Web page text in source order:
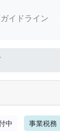
イドライン
中 事業税務